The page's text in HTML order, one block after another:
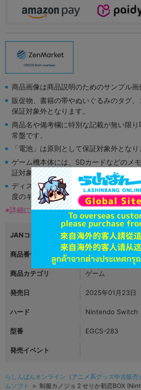
商品画像は商品説明のためのサンプル画
販促物、書籍の帯やぬいぐるみのタグ
保証対象外となります。
商品名や備考欄に特別な記載が無い限
常盤です。
「電池」は原則として保証対象外となり
ゲーム機本体には、SDカードなどのメ
証対象外となります。
ディスク類の読み取り面のキズに関し
度のキズがある場合がございます。
※詳細につきましてはコチラ
JANコード 4935066608289
商品番号 L06263167
商品カテゴリ ゲーム
発売日 2025年01月23日
ハード Nintendo Switch
型番 EGCS-283
発売イベント
らしんばんオンライン（アニメ系グッズ中古販売
ムソフト
> 制服カノジョ 2 せりか初恋BOX